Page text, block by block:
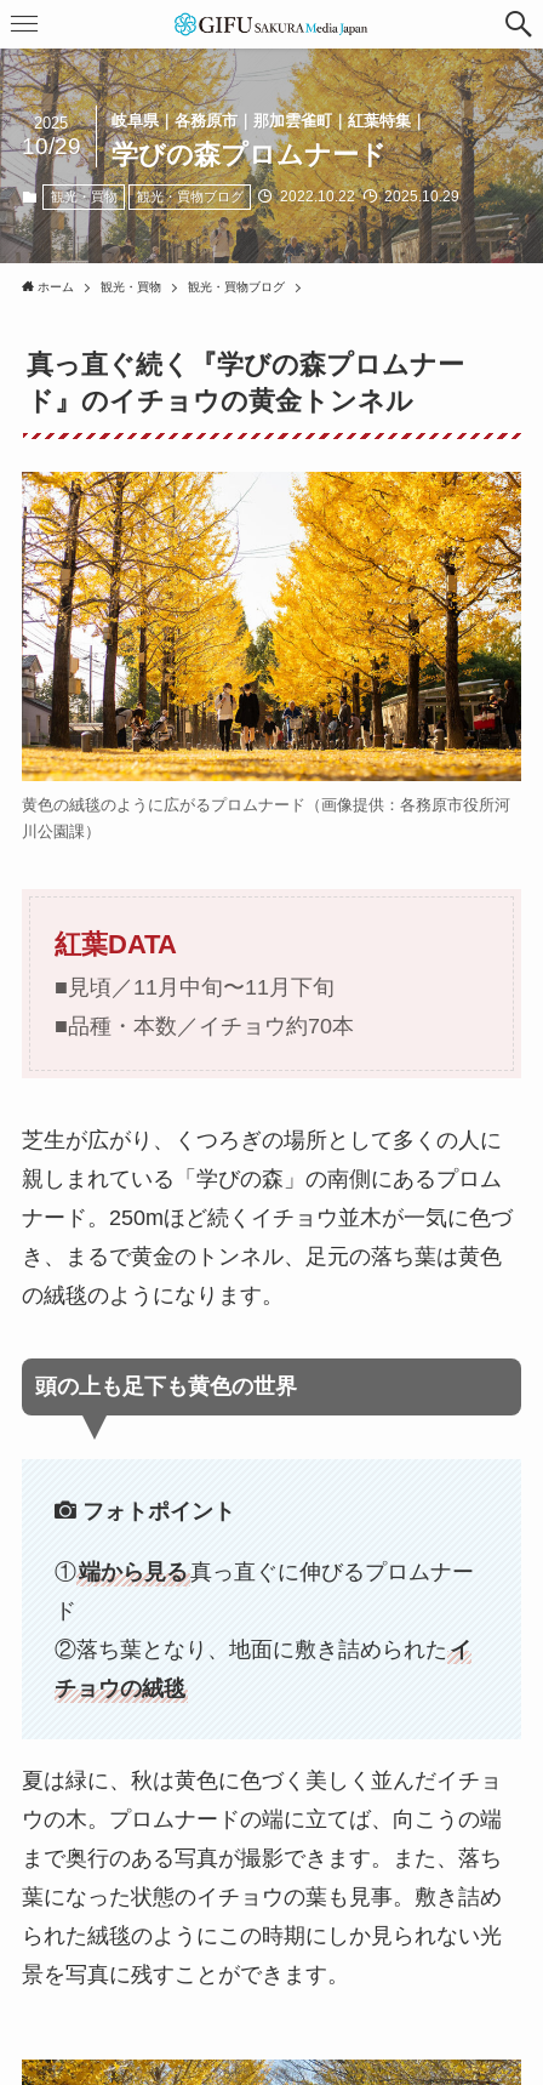
岐阜県｜各務原市｜那加雲雀町｜紅葉特集｜
学びの森プロムナード
2025
10/29
観光・買物 観光・買物ブログ 2022.10.22 2025.10.29
ホーム 観光・買物 観光・買物ブログ
真っ直ぐ続く『学びの森プロムナー
ド』のイチョウの黄金トンネル
黄色の絨毯のように広がるプロムナード（画像提供：各務原市役所河
川公園課）
紅葉DATA
■見頃／11月中旬〜11月下旬
■品種・本数／イチョウ約70本
芝生が広がり、くつろぎの場所として多くの人に
親しまれている「学びの森」の南側にあるプロム
ナード。250mほど続くイチョウ並木が一気に色づ
き、まるで黄金のトンネル、足元の落ち葉は黄色
の絨毯のようになります。
頭の上も足下も黄色の世界
フォトポイント
①端から見る真っ直ぐに伸びるプロムナー
ド
②落ち葉となり、地面に敷き詰められたイ
チョウの絨毯
夏は緑に、秋は黄色に色づく美しく並んだイチョ
ウの木。プロムナードの端に立てば、向こうの端
まで奥行のある写真が撮影できます。また、落ち
葉になった状態のイチョウの葉も見事。敷き詰め
られた絨毯のようにこの時期にしか見られない光
景を写真に残すことができます。